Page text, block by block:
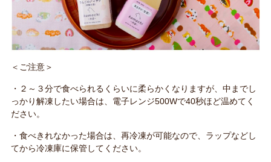
＜ご注意＞
・２～３分で食べられるくらいに柔らかくなりますが、中までし
っかり解凍したい場合は、電子レンジ500Wで40秒ほど温めてく
ださい。
・食べきれなかった場合は、再冷凍が可能なので、ラップなどし
てから冷凍庫に保管してください。